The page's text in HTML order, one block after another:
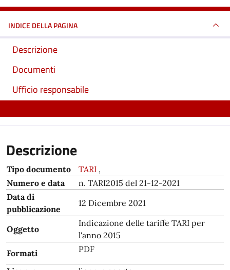
INDICE DELLA PAGINA
Descrizione
Documenti
Ufficio responsabile
Descrizione
Tipo documento TARI ,
Numero e data
n. TARI2015 del 21-12-2021
Data di
pubblicazione
12 Dicembre 2021
Oggetto
Indicazione delle tariffe TARI per
l'anno 2015
Formati
PDF